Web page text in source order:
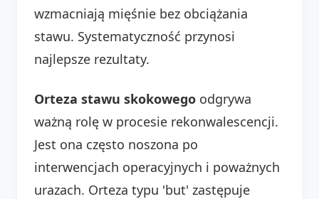
wzmacniają mięśnie bez obciążania
stawu. Systematyczność przynosi
najlepsze rezultaty.
Orteza stawu skokowego odgrywa
ważną rolę w procesie rekonwalescencji.
Jest ona często noszona po
interwencjach operacyjnych i poważnych
urazach. Orteza typu 'but' zastępuje